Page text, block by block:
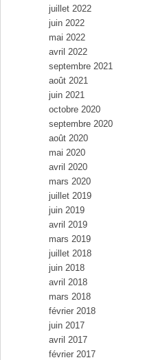
juillet 2022
juin 2022
mai 2022
avril 2022
septembre 2021
août 2021
juin 2021
octobre 2020
septembre 2020
août 2020
mai 2020
avril 2020
mars 2020
juillet 2019
juin 2019
avril 2019
mars 2019
juillet 2018
juin 2018
avril 2018
mars 2018
février 2018
juin 2017
avril 2017
février 2017